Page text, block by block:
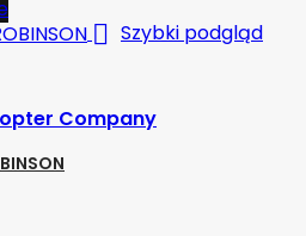
 Szybki podgląd
Company